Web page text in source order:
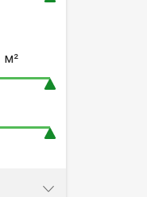
м²